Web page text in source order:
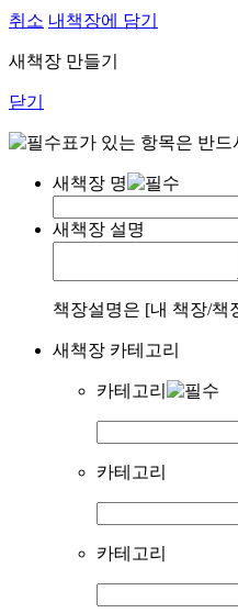
취소 내책장에 담기
새책장 만들기
닫기
표가 있는 항목은 반
새책장 명
새책장 설명
책장설명은 [내 책장/책
새책장 카테고리
카테고리
카테고리
카테고리